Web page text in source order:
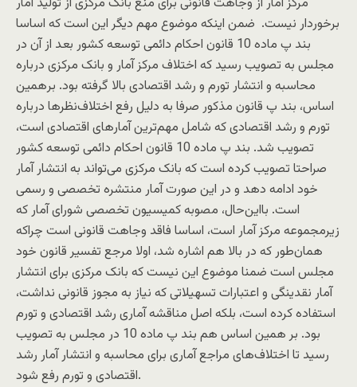
برخوردار نیست. ضمن اینکه موضوع مهم دیگر این است که اساسا
بند پ ماده 10 قانون احکام دائمی توسعه کشور بعد از آن در
مجلس به تصویب رسید که اختلاف مرکز آمار و بانک مرکزی درباره
محاسبه و انتشار تورم و رشد اقتصادی بالا گرفته بود. بر‌همین
اساس، بند پ قانون مذکور صرفا به دلیل رفع اختلاف‌نظرها درباره
تورم و رشد اقتصادی که شامل مهم‌ترین آمارهای اقتصادی است،
تصویب شد. بند پ ماده 10 قانون احکام دائمی توسعه کشور
صراحتا تصویب کرده است که بانک مرکزی می‌تواند به انتشار آمار
خود ادامه دهد و در این صورت آمار منتشره تخصصی و رسمی
است. بااین‌حال، مصوبه کمیسیون تخصصی شورای آمار که
زیرمجموعه مرکز آمار است، اساسا فاقد وجاهت قانونی است چراکه
همان‌طور که در بالا هم اشاره شد، اولا مرجع تفسیر قانون خود
مجلس است ضمنا موضوع این نیست که بانک مرکزی برای انتشار
آمار نقدینگی و اعتبارات تسهیلاتی که نیاز به مجوز قانونی نداشت،
استفاده کرده است، بلکه اصل مناقشه آماری رشد اقتصادی و تورم
بود. بر همین اساس هم بند پ ماده 10 در مجلس به تصویب
رسید تا اختلاف‌های مراجع آماری برای محاسبه و انتشار آمار رشد
اقتصادی و تورم رفع شود.